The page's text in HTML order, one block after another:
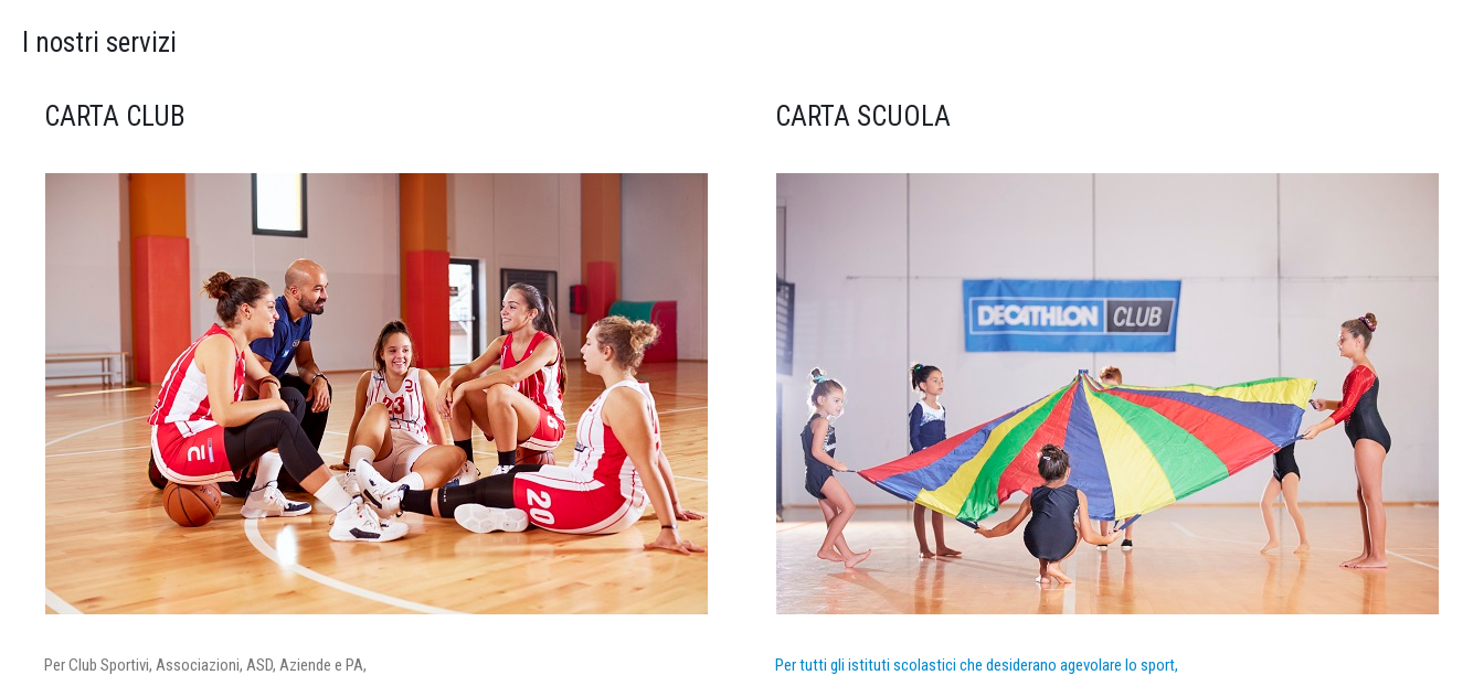
I nostri servizi
CARTA CLUB
Per Club Sportivi, Associazioni, ASD, Aziende e PA,
CARTA SCUOLA
Per tutti gli istituti scolastici che desiderano agevolare lo sport,